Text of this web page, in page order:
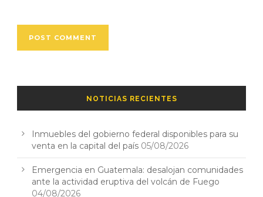
NOTICIAS RECIENTES
Inmuebles del gobierno federal disponibles para su
venta en la capital del país 05/08/2026
Emergencia en Guatemala: desalojan comunidades
ante la actividad eruptiva del volcán de Fuego
04/08/2026